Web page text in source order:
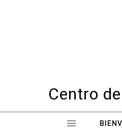
Centro